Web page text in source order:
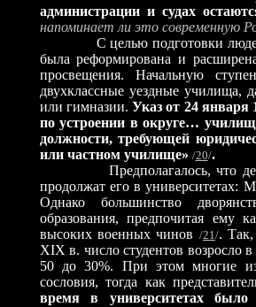
администрации и судах
напоминает ли это современную
С целью подготовки людей,
была реформирована и
просвещения. Начальную
двухклассные уездные училища,
или гимназии.Указ от 24 января
по устроении в округе…
должности, требующей
или частном училище» /20/.
Предполагалось, что
продолжат его в университетах:
Однако большинство
образования, предпочитая ему
высоких военных чинов /21/. Так,
XIX в. число студентов возросло
50 до 30%. При этом многие из
сословия, тогда как
время в университетах